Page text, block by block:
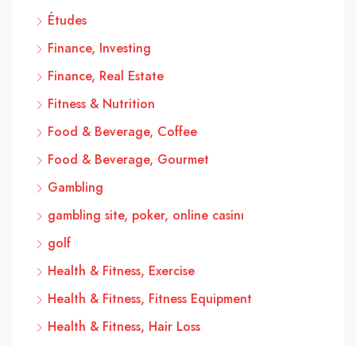
Études
Finance, Investing
Finance, Real Estate
Fitness & Nutrition
Food & Beverage, Coffee
Food & Beverage, Gourmet
Gambling
gambling site, poker, online casinı
golf
Health & Fitness, Exercise
Health & Fitness, Fitness Equipment
Health & Fitness, Hair Loss